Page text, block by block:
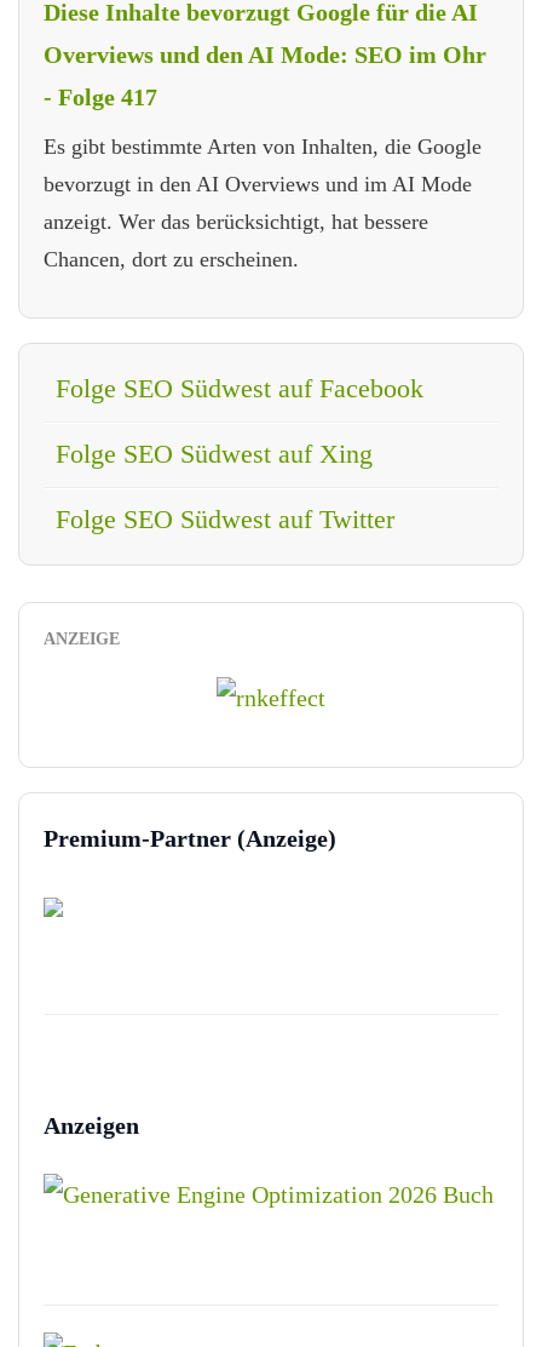
Diese Inhalte bevorzugt Google für die AI
Overviews und den AI Mode: SEO im Ohr
- Folge 417
Es gibt bestimmte Arten von Inhalten, die Google
bevorzugt in den AI Overviews und im AI Mode
anzeigt. Wer das berücksichtigt, hat bessere
Chancen, dort zu erscheinen.
Folge SEO Südwest auf Facebook
Folge SEO Südwest auf Xing
Folge SEO Südwest auf Twitter
ANZEIGE
Premium-Partner (Anzeige)
Anzeigen